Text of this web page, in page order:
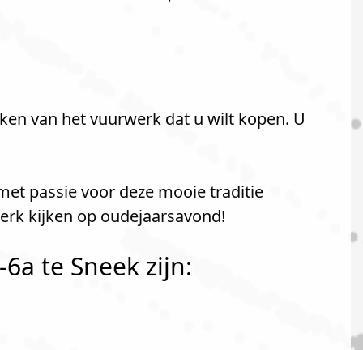
van het vuurwerk dat u wilt kopen. U
passie voor deze mooie traditie
kijken op oudejaarsavond!
te Sneek zijn: